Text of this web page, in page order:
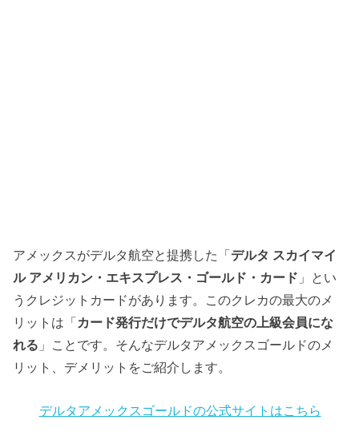
アメックスがデルタ航空と提携した「デルタ スカイマイ
ル アメリカン・エキスプレス・ゴールド・カード 」とい
うクレジットカードがあります。このクレカの最大のメ
リットは「カード発行だけでデルタ航空の上級会員にな
れる 」ことです。そんなデルタアメックスゴールドのメ
リット、デメリットをご紹介します。
デルタアメックスゴールドの公式サイトはこちら